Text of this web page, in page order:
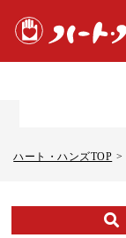
ハート・ハンズTOP